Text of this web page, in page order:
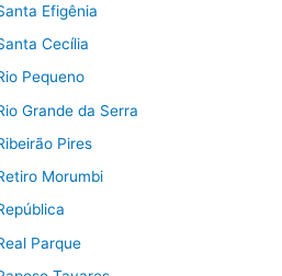
Efigênia
Cecília
Pequeno
Grande da Serra
Pires
Morumbi
Parque